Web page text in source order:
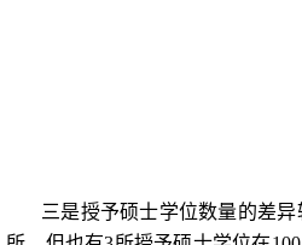
三是授予硕士学位数量的差